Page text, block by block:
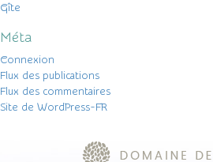
Gîte
Méta
Connexion
Flux des publications
Flux des commentaires
Site de WordPress-FR